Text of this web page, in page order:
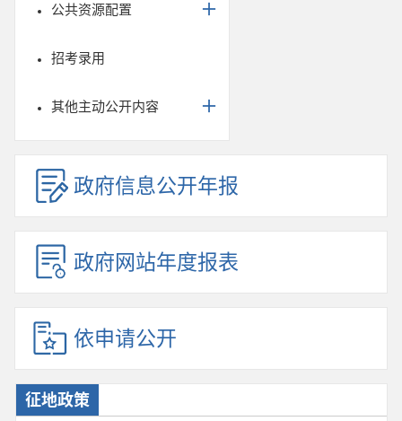
公共资源配置
招考录用
其他主动公开内容
政府信息公开年报
政府网站年度报表
依申请公开
征地政策